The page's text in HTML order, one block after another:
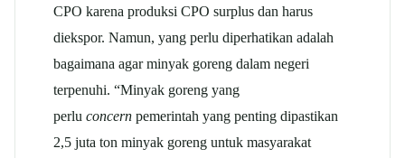
CPO karena produksi CPO surplus dan harus
diekspor. Namun, yang perlu diperhatikan adalah
bagaimana agar minyak goreng dalam negeri
terpenuhi. “Minyak goreng yang
perlu concern pemerintah yang penting dipastikan
2,5 juta ton minyak goreng untuk masyarakat